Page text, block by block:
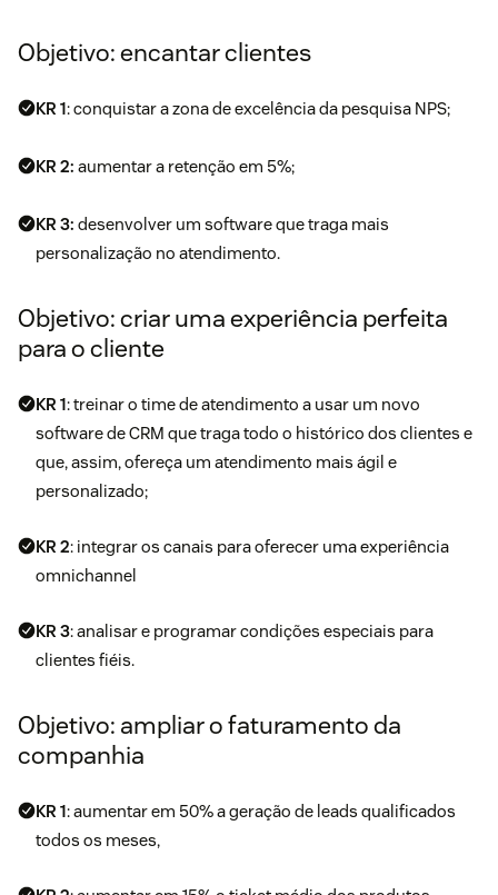
Objetivo: encantar clientes
KR 1: conquistar a zona de excelência da pesquisa NPS;
KR 2: aumentar a retenção em 5%;
KR 3: desenvolver um softwareque traga mais
personalização no atendimento.
Objetivo: criar uma experiência perfeita
para o cliente
KR 1: treinar o time de atendimento a usar um novo
software de CRM que traga todo o histórico dos clientes e
que, assim, ofereça um atendimento mais ágil e
personalizado;
KR 2: integrar os canais para oferecer uma experiência
omnichannel
KR 3: analisar e programar condições especiais para
clientes fiéis.
Objetivo: ampliar o faturamento da
companhia
KR 1: aumentar em 50% a geração de leads qualificados
todos os meses,